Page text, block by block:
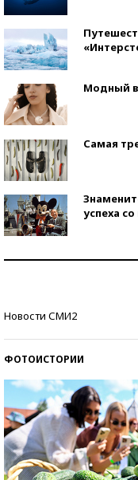
Модный
Самая
успеха
Новости СМИ2
ФОТОИСТОРИИ